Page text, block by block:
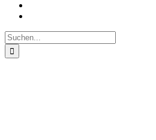
Suche
nach: